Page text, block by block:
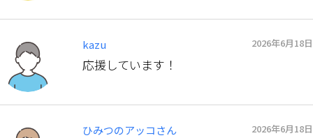
kazu 2026年6月18日
応援しています！
ひみつのアッコさん 2026年6月18日